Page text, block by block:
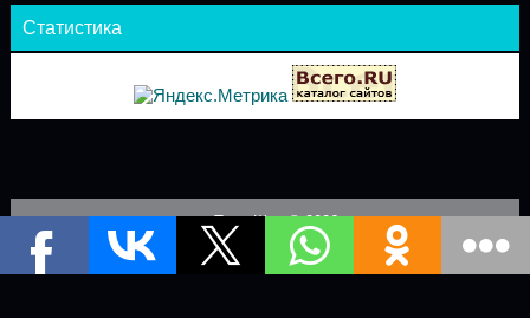
Статистика
Теле-Шоу © 2026